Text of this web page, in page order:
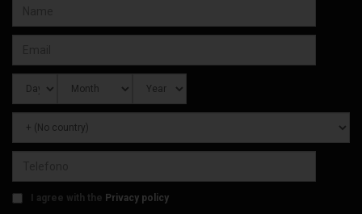
I agree with the Privacy policy